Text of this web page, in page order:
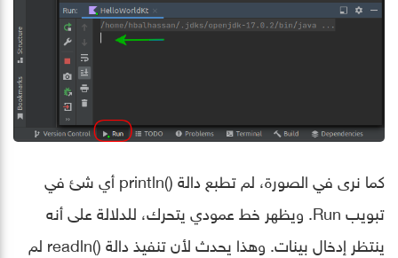
كما نرى في الصورة، لم تطبع دالة ()println أي شئ في
تبويب Run. ويظهر خط عمودي يتحرك، للدلالة على أنه
ينتظر إدخال بينات. وهذا يحدث لأن تنفيذ دالة ()readln لم